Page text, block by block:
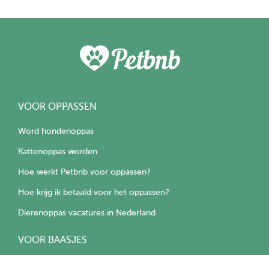
VOOR OPPASSEN
Word hondenoppas
Kattenoppas worden
Hoe werkt Petbnb voor oppassen?
Hoe krijg ik betaald voor het oppassen?
Dierenoppas vacatures in Nederland
VOOR BAASJES